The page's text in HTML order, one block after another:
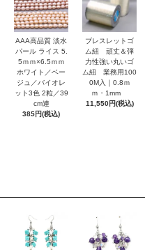
AAA高品質 淡水
パール ライス 5.
5ｍｍ×6.5ｍｍ
ホワイト／ベー
ジュ／バイオレ
ット3色 2粒／39
cm連
385円(税込)
ブレスレットゴ
ム紐 頑丈＆弾
力性強い丸いゴ
ム紐 業務用100
0M入｜0.8ｍ
ｍ・1mm
11,550円(税込)